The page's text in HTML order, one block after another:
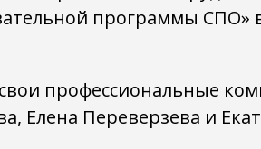
программы СПО»
профессиональные
Елена Переверзева и